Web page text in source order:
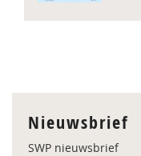
Nieuwsbrief
SWP nieuwsbrief